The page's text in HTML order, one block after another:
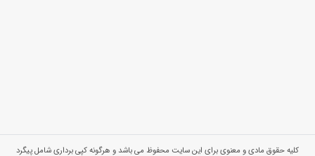
کلیه حقوق مادی و معنوی برای این سایت محفوظ می باشد و هرگونه کپی برداری شامل پیگرد